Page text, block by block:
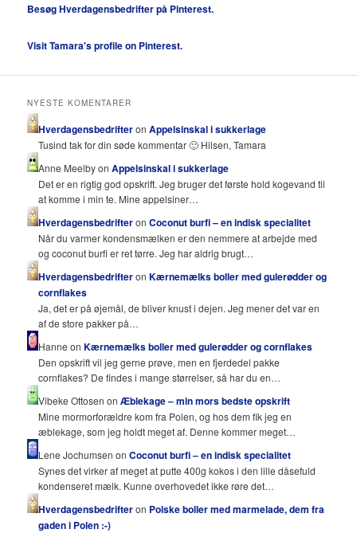
Besøg Hverdagensbedrifter på Pinterest.
Visit Tamara's profile on Pinterest.
NYESTE KOMENTARER
HverdagensbedrifteronAppelsinskal i sukkerlage
Tusind tak for din søde kommentar 🙂 Hilsen, Tamara
Anne Meelby onAppelsinskal i sukkerlage
Det er en rigtig god opskrift. Jeg bruger det første hold kogevand til
at komme i min te. Mine appelsiner…
HverdagensbedrifteronCoconut burfi – en indisk specialitet
Når du varmer kondensmælken er den nemmere at arbejde med
og coconut burfi er ret tørre. Jeg har aldrig brugt…
HverdagensbedrifteronKærnemælks boller med gulerødder og
cornflakes
Ja, det er på øjemål, de bliver knust i dejen. Jeg mener det var en
af de store pakker på…
Hanne onKærnemælks boller med gulerødder og cornflakes
Den opskrift vil jeg gerne prøve, men en fjerdedel pakke
cornflakes? De findes i mange størrelser, så har du en…
Vibeke Ottosen onÆblekage – min mors bedste opskrift
Mine mormorforældre kom fra Polen, og hos dem fik jeg en
æblekage, som jeg holdt meget af. Denne kommer meget…
Lene Jochumsen onCoconut burfi – en indisk specialitet
Synes det virker af meget at putte 400g kokos i den lille dåsefuld
kondenseret mælk. Kunne overhovedet ikke røre det…
Hverdagensbedrifteron Polske boller med marmelade, dem fra
gaden i Polen :-)